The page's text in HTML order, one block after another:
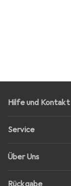
Hilfe und Kontakt
Service
Über Uns
Rückgabe